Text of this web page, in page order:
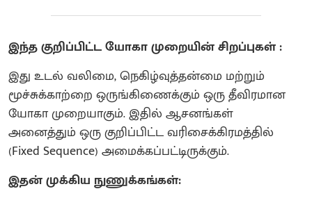
​இந்த குறிப்பிட்ட யோகா முறையின் சிறப்புகள் :
​இது உடல் வலிமை, நெகிழ்வுத்தன்மை மற்றும்
மூச்சுக்காற்றை ஒருங்கிணைக்கும் ஒரு தீவிரமான
யோகா முறையாகும். இதில் ஆசனங்கள்
அனைத்தும் ஒரு குறிப்பிட்ட வரிசைக்கிரமத்தில்
(Fixed Sequence) அமைக்கப்பட்டிருக்கும்.
​இதன் முக்கிய நுணுக்கங்கள்: